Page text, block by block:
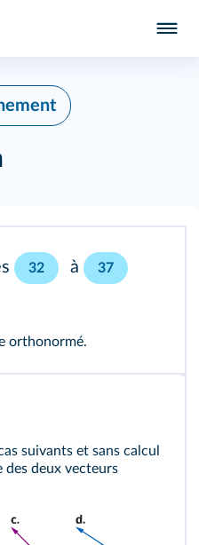
32 à 37
orthonormé.
suivants et sans calcul
des deux vecteurs